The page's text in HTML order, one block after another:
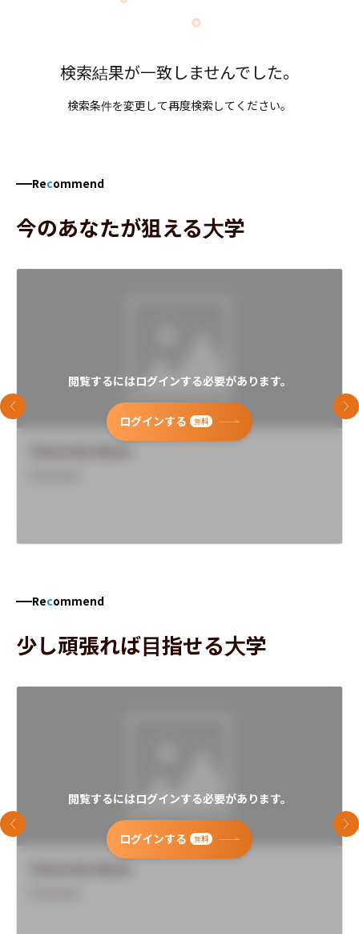
検索結果が一致しませんでした。
検索条件を変更して再度検索してください。
Recommend
今のあなたが狙える大学
閲覧するにはログインする必要があります。
ログインする 無料
前のスライド 次
Recommend
少し頑張れば目指せる大学
閲覧するにはログインする必要があります。
ログインする 無料
前のスライド 次